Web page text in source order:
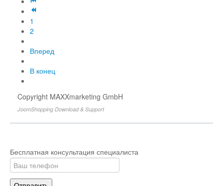
1
2
Вперед
В конец
Copyright MAXXmarketing GmbH
JoomShopping Download & Support
Бесплатная консультация специалиста